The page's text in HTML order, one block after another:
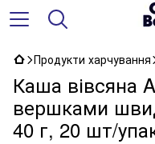
Продукти харчування
Каша вівсяна
вершками
40 г, 20 шт/